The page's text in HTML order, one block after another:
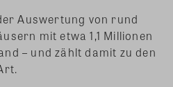
Auswertung von rund
mit etwa 1,1 Millionen
– und zählt damit zu den